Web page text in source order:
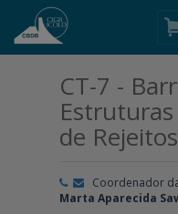
CT-7 -
de Rejeitos
Coordenador
Marta Aparecida